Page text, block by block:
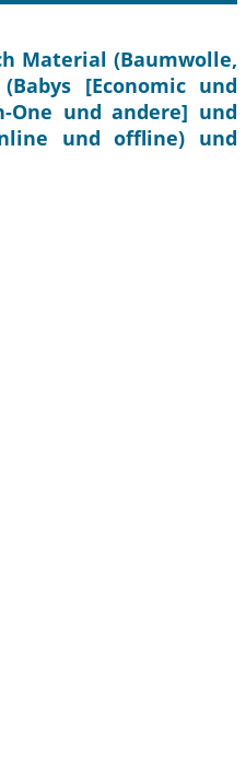
Material (Baumwolle,
[Economic und
One und andere] und
und offline) und